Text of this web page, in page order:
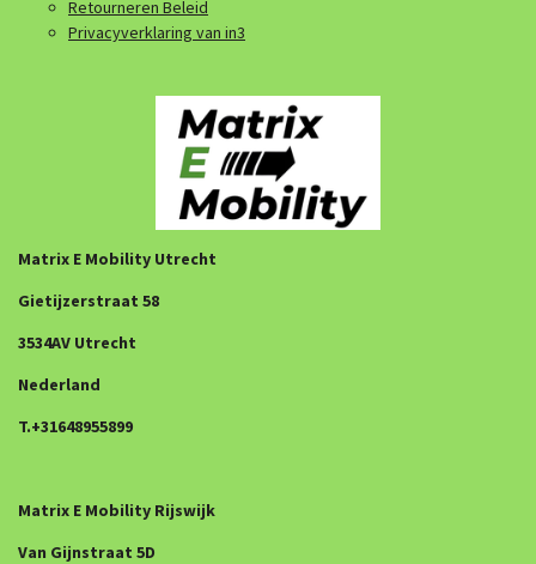
Retourneren Beleid
Privacyverklaring van in3
Matrix E Mobility Utrecht
Gietijzerstraat 58
3534AV Utrecht
Nederland
T.+31648955899
Matrix E Mobility Rijswijk
Van Gijnstraat 5D